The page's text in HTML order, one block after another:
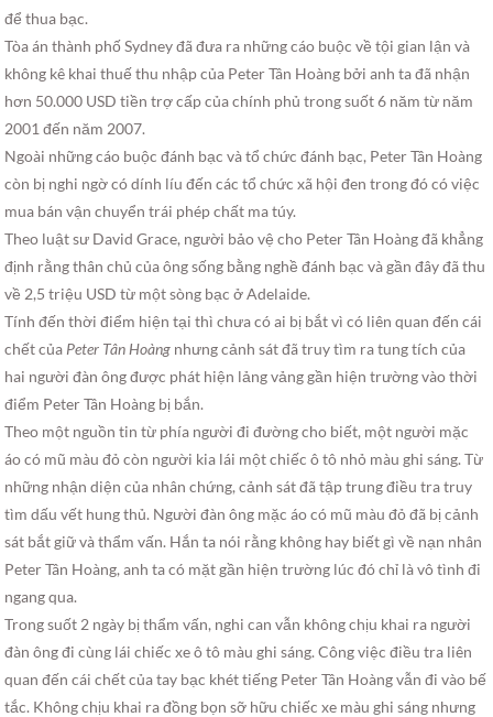
để thua bạc.
Tòa án thành phố Sydney đã đưa ra những cáo buộc về tội gian lận và
không kê khai thuế thu nhập của Peter Tân Hoàng bởi anh ta đã nhận
hơn 50.000 USD tiền trợ cấp của chính phủ trong suốt 6 năm từ năm
2001 đến năm 2007.
Ngoài những cáo buộc đánh bạc và tổ chức đánh bạc, Peter Tân Hoàng
còn bị nghi ngờ có dính líu đến các tổ chức xã hội đen trong đó có việc
mua bán vận chuyển trái phép chất ma túy.
Theo luật sư David Grace, người bảo vệ cho Peter Tân Hoàng đã khẳng
định rằng thân chủ của ông sống bằng nghề đánh bạc và gần đây đã thu
về 2,5 triệu USD từ một sòng bạc ở Adelaide.
Tính đến thời điểm hiện tại thì chưa có ai bị bắt vì có liên quan đến cái
chết của Peter Tân Hoàng nhưng cảnh sát đã truy tìm ra tung tích của
hai người đàn ông được phát hiện lảng vảng gần hiện trường vào thời
điểm Peter Tân Hoàng bị bắn.
Theo một nguồn tin từ phía người đi đường cho biết, một người mặc
áo có mũ màu đỏ còn người kia lái một chiếc ô tô nhỏ màu ghi sáng. Từ
những nhận diện của nhân chứng, cảnh sát đã tập trung điều tra truy
tìm dấu vết hung thủ. Người đàn ông mặc áo có mũ màu đỏ đã bị cảnh
sát bắt giữ và thẩm vấn. Hắn ta nói rằng không hay biết gì về nạn nhân
Peter Tân Hoàng, anh ta có mặt gần hiện trường lúc đó chỉ là vô tình đi
ngang qua.
Trong suốt 2 ngày bị thẩm vấn, nghi can vẫn không chịu khai ra người
đàn ông đi cùng lái chiếc xe ô tô màu ghi sáng. Công việc điều tra liên
quan đến cái chết của tay bạc khét tiếng Peter Tân Hoàng vẫn đi vào bế
tắc. Không chịu khai ra đồng bọn sỡ hữu chiếc xe màu ghi sáng nhưng